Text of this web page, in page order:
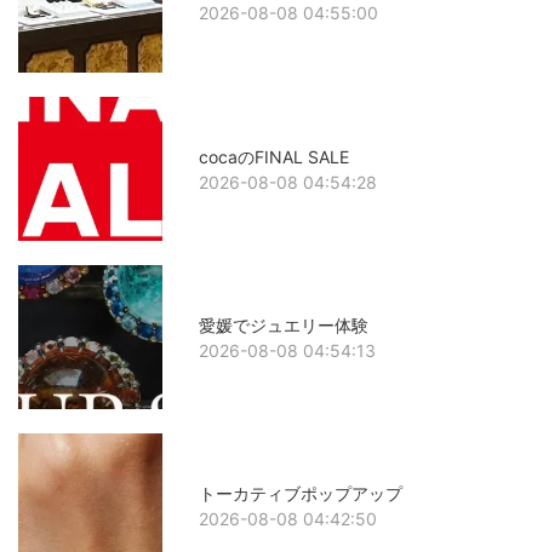
2026-08-08 04:55:00
cocaのFINAL SALE
2026-08-08 04:54:28
愛媛でジュエリー体験
2026-08-08 04:54:13
トーカティブポップアップ
2026-08-08 04:42:50